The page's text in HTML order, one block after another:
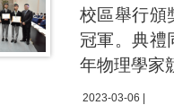
校區舉行頒
冠軍。典禮
年物理學家
2023-03-06 |